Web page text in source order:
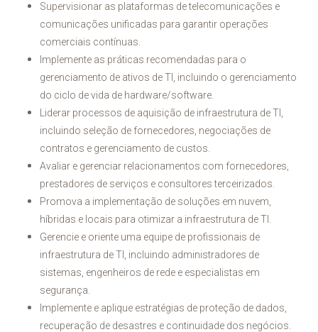
Supervisionar as plataformas de telecomunicações e
comunicações unificadas para garantir operações
comerciais contínuas.
Implemente as práticas recomendadas para o
gerenciamento de ativos de TI, incluindo o gerenciamento
do ciclo de vida de hardware/software.
Liderar processos de aquisição de infraestrutura de TI,
incluindo seleção de fornecedores, negociações de
contratos e gerenciamento de custos.
Avaliar e gerenciar relacionamentos com fornecedores,
prestadores de serviços e consultores terceirizados.
Promova a implementação de soluções em nuvem,
híbridas e locais para otimizar a infraestrutura de TI.
Gerencie e oriente uma equipe de profissionais de
infraestrutura de TI, incluindo administradores de
sistemas, engenheiros de rede e especialistas em
segurança.
Implemente e aplique estratégias de proteção de dados,
recuperação de desastres e continuidade dos negócios.